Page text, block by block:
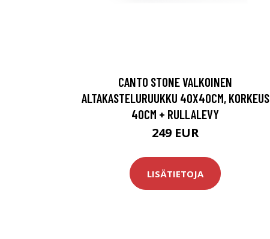
CANTO STONE VALKOINEN
ALTAKASTELURUUKKU 40X40CM, KORKEUS
40CM + RULLALEVY
249 EUR
LISÄTIETOJA